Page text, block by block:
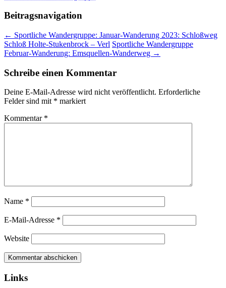
Beitragsnavigation
← Sportliche Wandergruppe: Januar-Wanderung 2023: Schloßweg
Schloß Holte-Stukenbrock – Verl Sportliche Wandergruppe
Februar-Wanderung: Emsquellen-Wanderweg →
Schreibe einen Kommentar
Deine E-Mail-Adresse wird nicht veröffentlicht. Erforderliche
Felder sind mit * markiert
Kommentar *
Name *
E-Mail-Adresse *
Website
Links